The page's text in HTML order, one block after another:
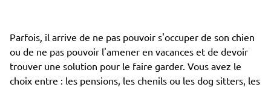
Parfois, il arrive de ne pas pouvoir s'occuper de son chien
ou de ne pas pouvoir l'amener en vacances et de devoir
trouver une solution pour le faire garder. Vous avez le
choix entre : les pensions, les chenils ou les dog sitters, les